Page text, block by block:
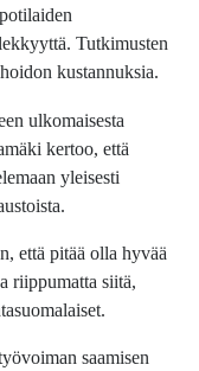
Tutkimusten
kustannuksia.
ulkomaisesta
kertoo, että
yleisesti
että pitää olla hyvää
riippumatta siitä,
saamisen